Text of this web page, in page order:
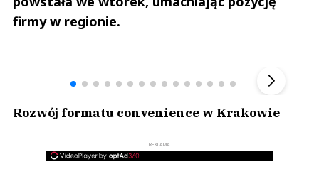
firmy w regionie.
Rozwój formatu convenience w Krakowie
REKLAMA